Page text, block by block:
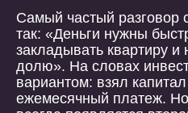
Самый частый разговор
так: «Деньги нужны
закладывать квартиру и
долю». На словах
вариантом: взял
ежемесячный платеж. Но